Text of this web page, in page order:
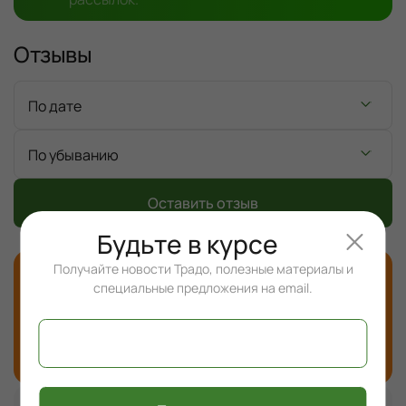
Отзывы
По дате
По убыванию
Оставить отзыв
5.0 (4отзыва
3 звезды
(0)
Будьте в курсе
Получайте новости Традо, полезные материалы и
специальные предложения на email.